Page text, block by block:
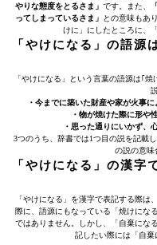
やりな態度をとるさま」 です。また、
ってしまっているさま」
との意味もあ
けに」にしたところに、
「やけになる」の語源
「やけになる」という言葉の語源は｢
・今までに築いた財産や家が火事
・物が焼けた際に形や
・思った通りにいかず、
3つのうち、辞書では1つ目の説を記載
の説の意味
「やけになる」の漢字
「やけになる」を漢字で表記する際は、
際に、語源にもなっている「焼けにな
ではありません。しかし、「自棄にな
記したい際には「自棄